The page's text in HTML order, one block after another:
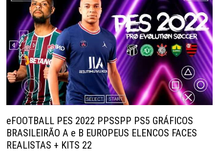
eFOOTBALL PES 2022 PPSSPP PS5 GRÁFICOS
BRASILEIRÃO A e B EUROPEUS ELENCOS FACES
REALISTAS + KITS 22